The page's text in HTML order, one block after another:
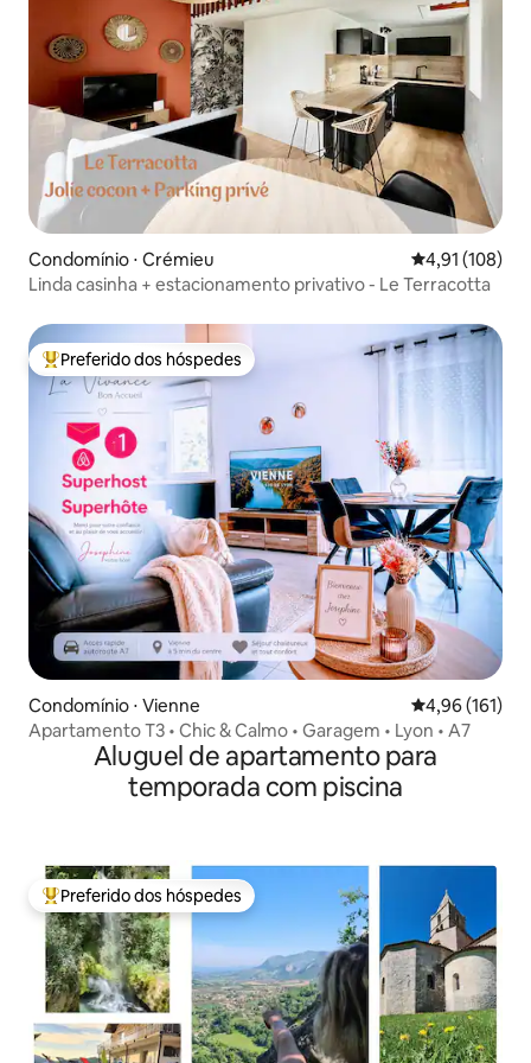
Condomínio ⋅ Crémieu 4,91 de uma
4,91 (108)
Linda casinha + estacionamento privativo - Le Terracotta
Entre os melhores preferidos dos hóspedes
Preferido dos hóspedes
Condomínio ⋅ Vienne 4,96 de uma
4,96 (161)
Apartamento T3 • Chic & Calmo • Garagem • Lyon • A7
Aluguel de apartamento para
temporada com piscina
Entre os melhores preferidos dos hóspedes
Preferido dos hóspedes